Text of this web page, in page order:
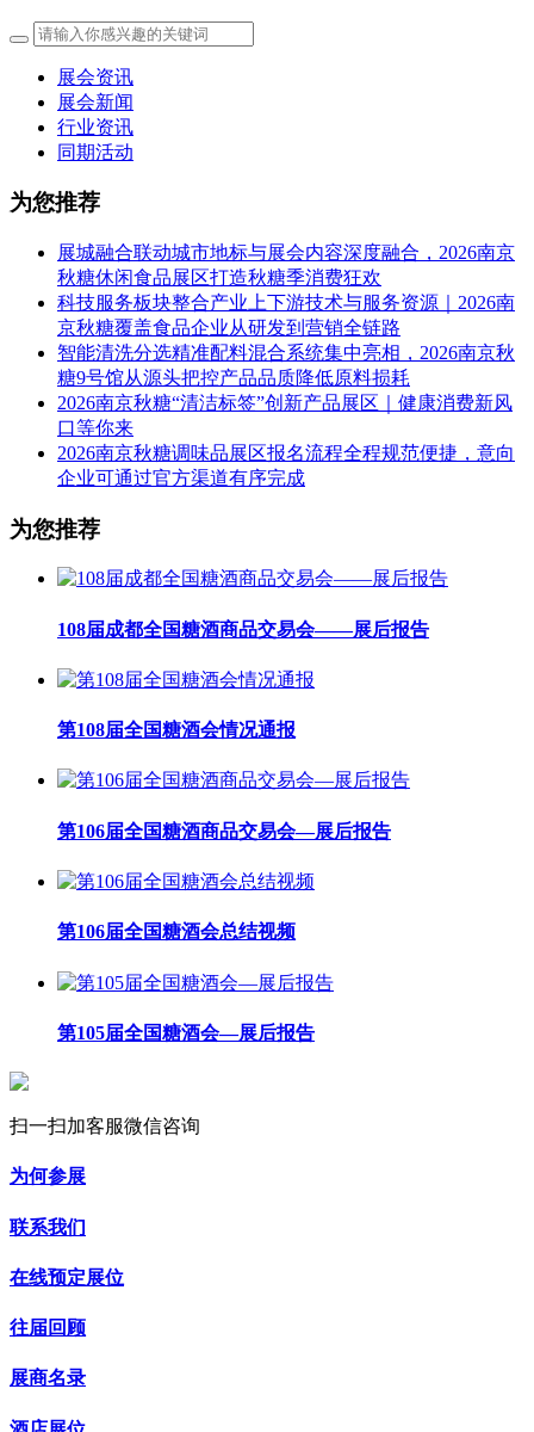
展会资讯
展会新闻
行业资讯
同期活动
为您推荐
展城融合联动城市地标与展会内容深度融合，2026南京
秋糖休闲食品展区打造秋糖季消费狂欢
科技服务板块整合产业上下游技术与服务资源｜2026南
京秋糖覆盖食品企业从研发到营销全链路
智能清洗分选精准配料混合系统集中亮相，2026南京秋
糖9号馆从源头把控产品品质降低原料损耗
2026南京秋糖“清洁标签”创新产品展区｜健康消费新风
口等你来
2026南京秋糖调味品展区报名流程全程规范便捷，意向
企业可通过官方渠道有序完成
为您推荐
108届成都全国糖酒商品交易会——展后报告
第108届全国糖酒会情况通报
第106届全国糖酒商品交易会—展后报告
第106届全国糖酒会总结视频
第105届全国糖酒会—展后报告
扫一扫加客服微信咨询
为何参展
联系我们
在线预定展位
往届回顾
展商名录